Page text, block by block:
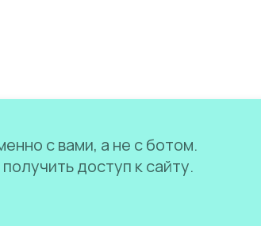
с вами, а не с ботом.
доступ к сайту.